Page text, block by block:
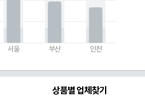
서울 부산 인천
상품별 업체찾기